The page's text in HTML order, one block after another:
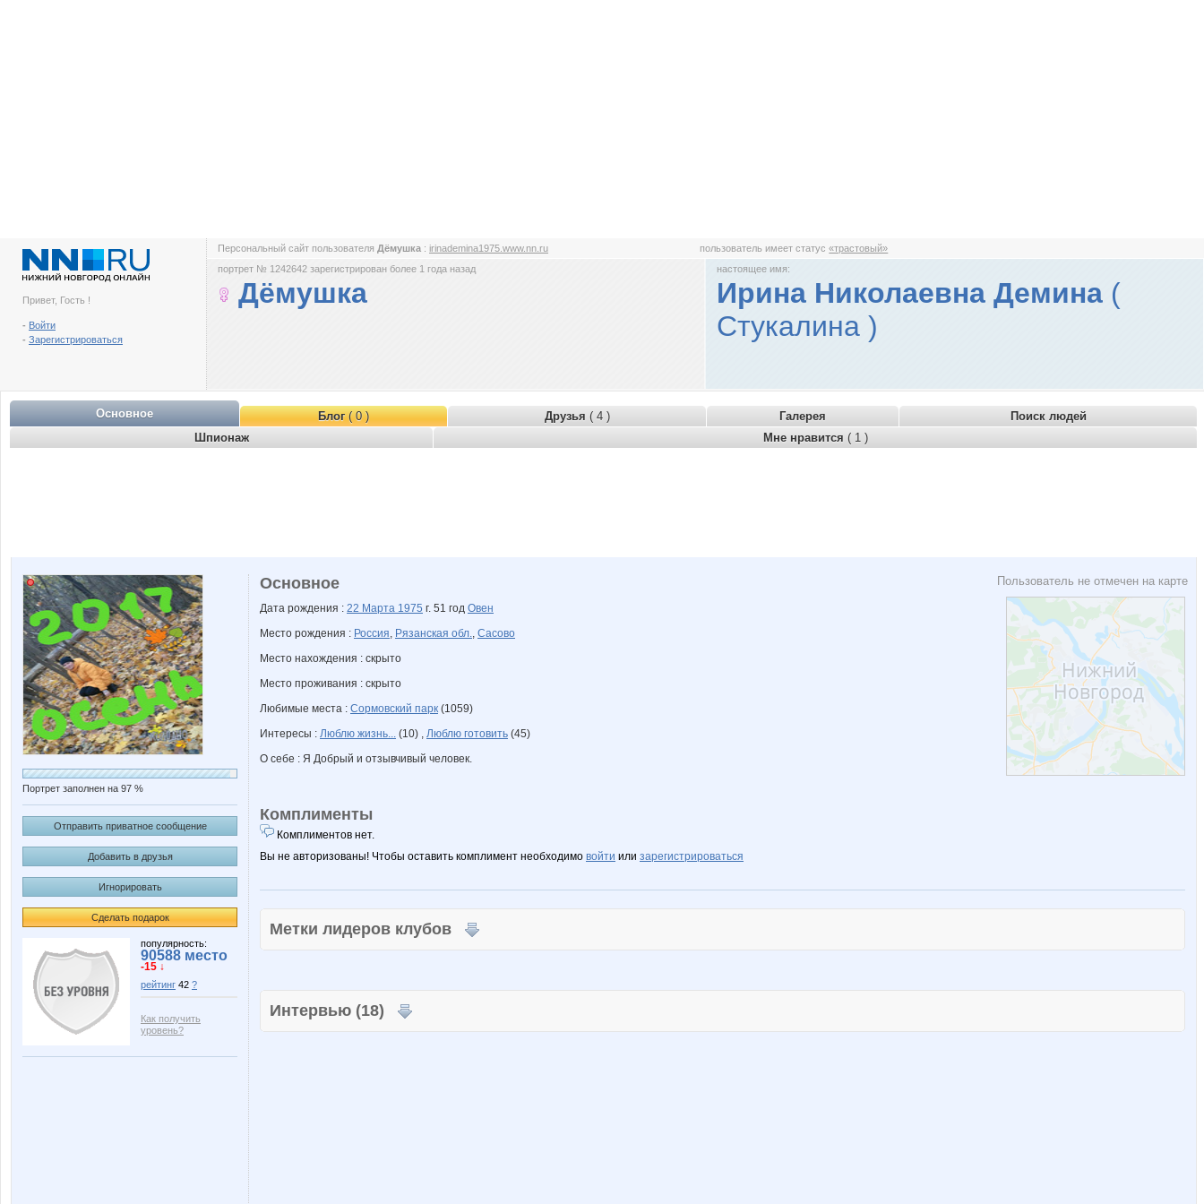
Привет, Гость !
- Войти
- Зарегистрироваться
Персональный сайт пользователя Дёмушка : irinademina1975.www.nn.ru пользователь имеет статус«трастовый»
портрет № 1242642 зарегистрирован более 1 года назад
Дёмушка
настоящее имя:
Ирина Николаевна Демина (
Стукалина )
Основное Блог( 0 ) Друзья ( 4 ) Галерея
Поиск людей
Шпионаж
Мне нравится ( 1 )
Портрет заполнен на 97 %
Отправить приватное сообщение
Добавить в друзья
Игнорировать
Сделать подарок
популярность:
90588 место
-15 ↓
рейтинг 42 ?
Как получить
уровень?
Пользователь не отмечен на карте
Основное
Дата рождения : 22 Марта 1975 г. 51 год Овен
Место рождения : Россия, Рязанская обл., Сасово
Место нахождения : скрыто
Место проживания : скрыто
Любимые места : Сормовский парк (1059)
Интересы : Люблю жизнь... (10) , Люблю готовить (45)
О себе : Я Добрый и отзывчивый человек.
Комплименты
Комплиментов нет.
Вы не авторизованы! Чтобы оставить комплимент необходимо войти или зарегистрироваться
Метки лидеров клубов
Интервью (18)